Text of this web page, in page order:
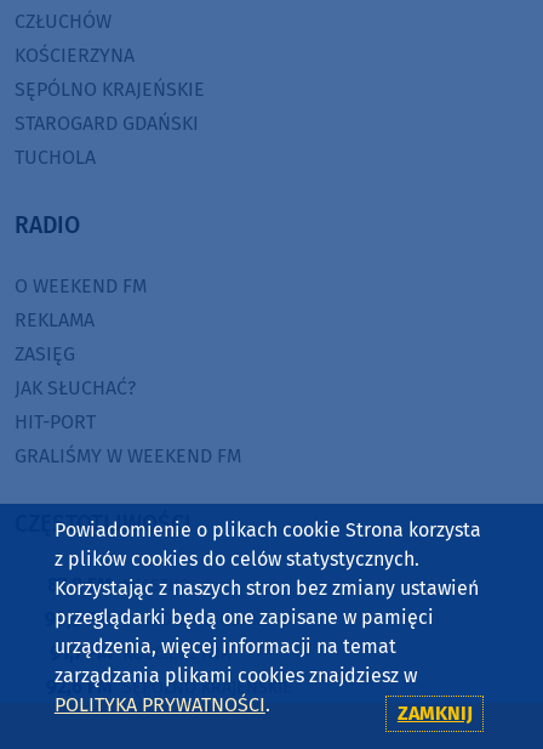
CZŁUCHÓW
KOŚCIERZYNA
SĘPÓLNO KRAJEŃSKIE
STAROGARD GDAŃSKI
TUCHOLA
RADIO
O WEEKEND FM
REKLAMA
ZASIĘG
JAK SŁUCHAĆ?
HIT-PORT
GRALIŚMY W WEEKEND FM
CZĘSTOTLIWOŚCI
87,8 FM MIASTKO
90,9 FM STAROGARD GDAŃSKI
91,7 FM KOŚCIERZYNA
92,6 FM SĘPÓLNO KRAJEŃSKIE
99,3 FM
Powiadomienie o plikach cookie Strona korzysta
z plików cookies do celów statystycznych.
Korzystając z naszych stron bez zmiany ustawień
przeglądarki będą one zapisane w pamięci
urządzenia, więcej informacji na temat
zarządzania plikami cookies znajdziesz w
POLITYKA PRYWATNOŚCI. ZAMKNIJ